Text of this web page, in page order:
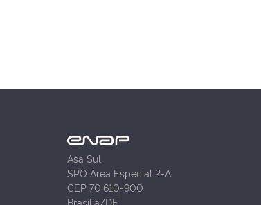
Asa Sul
SPO Área Especial 2-A
CEP 70.610-900
Brasília/DF